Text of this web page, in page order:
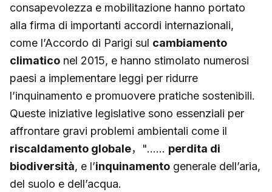
consapevolezza e mobilitazione hanno portato
alla firma di importanti accordi internazionali,
come l’Accordo di Parigi sul cambiamento
climatico nel 2015, e hanno stimolato numerosi
paesi a implementare leggi per ridurre
l’inquinamento e promuovere pratiche sostenibili.
Queste iniziative legislative sono essenziali per
affrontare gravi problemi ambientali come il
riscaldamento globale，"...... perdita di
biodiversità, e l’inquinamento generale dell’aria,
del suolo e dell’acqua.